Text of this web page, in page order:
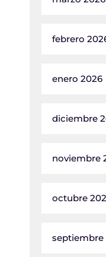
febrero
enero 2026
diciembre
noviembre
octubre
septiembre